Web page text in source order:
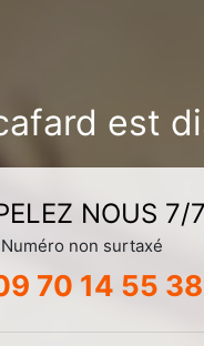
est
NOUS 7/7
Numéro non surtaxé
70 14 55 38